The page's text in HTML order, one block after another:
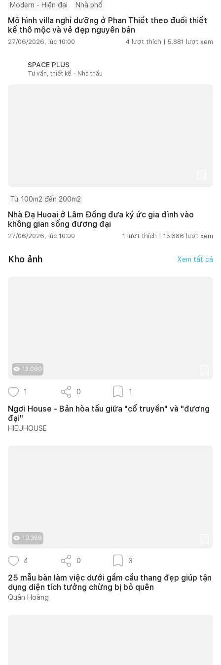
Modern - Hiện đại Nhà phố
Mô hình villa nghỉ dưỡng ở Phan Thiết theo đuổi thiết
kế thô mộc và vẻ đẹp nguyên bản
27/06/2026, lúc 10:00 4 lượt thích | 5.881 lượt xem
SPACE PLUS
Tư vấn, thiết kế - Nhà thầu
Từ 100m2 đến 200m2
Nhà Đạ Huoai ở Lâm Đồng đưa ký ức gia đình vào
không gian sống đương đại
27/06/2026, lúc 10:00 1 lượt thích | 15.686 lượt xem
Kho ảnh Xem tất cả
13.080
1 0 1
Ngơi House - Bản hòa tấu giữa "cổ truyền" và "đương
đại"
HIEUHOUSE
10.369
4 0 3
25 mẫu bàn làm việc dưới gầm cầu thang đẹp giúp tận
dụng diện tích tưởng chừng bị bỏ quên
Quân Hoàng